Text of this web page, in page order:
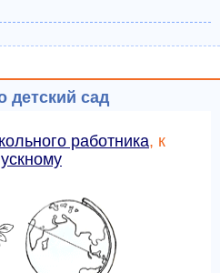
детский сад
работника, к